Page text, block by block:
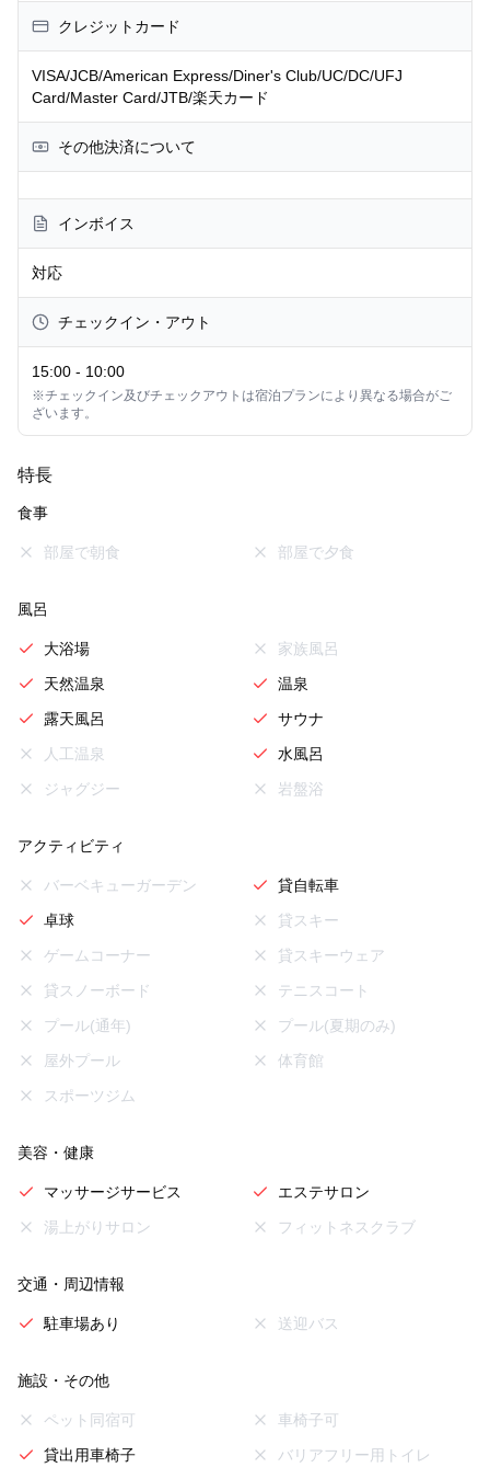
クレジットカード
VISA/JCB/American Express/Diner's Club/UC/DC/UFJ
Card/Master Card/JTB/楽天カード
その他決済について
インボイス
対応
チェックイン・アウト
15:00 - 10:00
※チェックイン及びチェックアウトは宿泊プランにより異なる場合がご
ざいます。
特長
食事
部屋で朝食 部屋で夕食
風呂
大浴場
家族風呂
天然温泉
温泉
露天風呂
サウナ
人工温泉
水風呂
ジャグジー
岩盤浴
アクティビティ
バーベキューガーデン
貸自転車
卓球
貸スキー
ゲームコーナー
貸スキーウェア
貸スノーボード
テニスコート
プール(通年)
プール(夏期のみ)
屋外プール
体育館
スポーツジム
美容・健康
マッサージサービス
エステサロン
湯上がりサロン
フィットネスクラブ
交通・周辺情報
駐車場あり 送迎バス
施設・その他
ペット同宿可
車椅子可
貸出用車椅子
バリアフリー用トイレ